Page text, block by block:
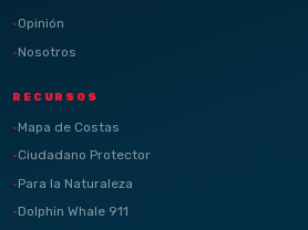
Opinión
Nosotros
RECURSOS
Mapa de Costas
Ciudadano Protector
Para la Naturaleza
Dolphin Whale 911